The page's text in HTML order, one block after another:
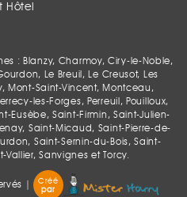
Hôtel
: Blanzy, Charmoy, Ciry-le-Noble,
Le Breuil, Le Creusot, Les
Mont-Saint-Vincent, Montceau,
les-Forges, Perreuil, Pouilloux,
Eusèbe, Saint-Firmin, Saint-Julien-
Saint-Micaud, Saint-Pierre-de-
Saint-Sernin-du-Bois, Saint-
Sanvignes et Torcy.
|
Créé
par